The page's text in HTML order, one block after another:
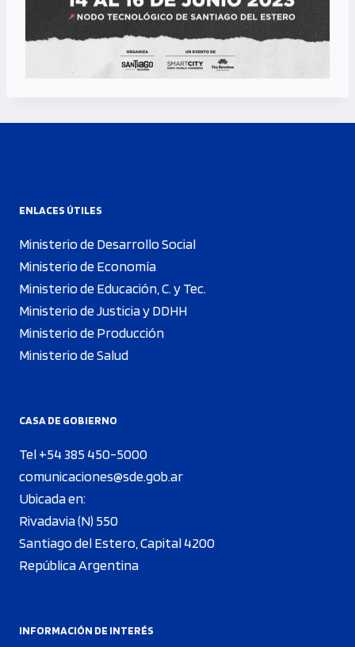
ENLACES ÚTILES
Ministerio de Desarrollo Social
Ministerio de Economía
Ministerio de Educación, C. y Tec.
Ministerio de Justicia y DDHH
Ministerio de Producción
Ministerio de Salud
CASA DE GOBIERNO
Tel +54 385 450-5000
comunicaciones@sde.gob.ar
Ubicada en:
Rivadavia (N) 550
Santiago del Estero, Capital 4200
República Argentina
INFORMACIÓN DE INTERÉS